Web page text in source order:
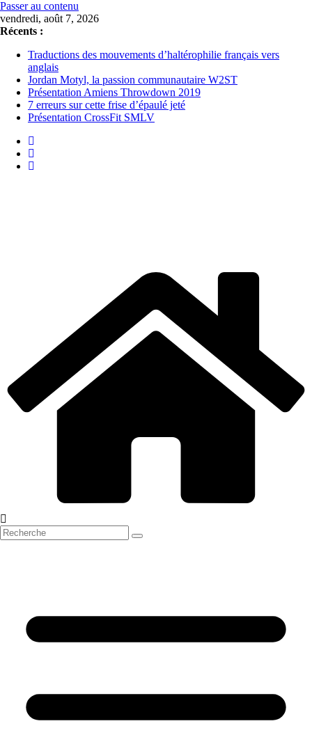
Passer au contenu
vendredi, août 7, 2026
Récents :
Traductions des mouvements d’haltérophilie français vers
anglais
Jordan Motyl, la passion communautaire W2ST
Présentation Amiens Throwdown 2019
7 erreurs sur cette frise d’épaulé jeté
Présentation CrossFit SMLV